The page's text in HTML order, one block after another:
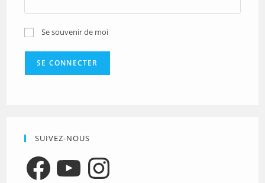
Se souvenir de moi
SUIVEZ-NOUS
FacebookYouTubeInstagram